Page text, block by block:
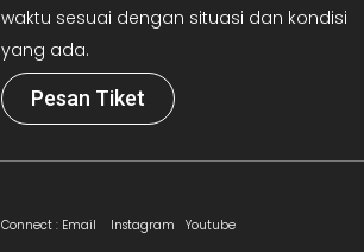
waktu sesuai dengan situasi dan kondisi
yang ada.
Pesan Tiket
Connect : Email Instagram Youtube